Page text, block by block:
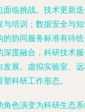
面临挑战。技术更新
与培训；数据安全与
的协同服务标准有待
深度融合，科研技术
展。虚拟实验室、
科研工作形态。
角色演变为科研生态